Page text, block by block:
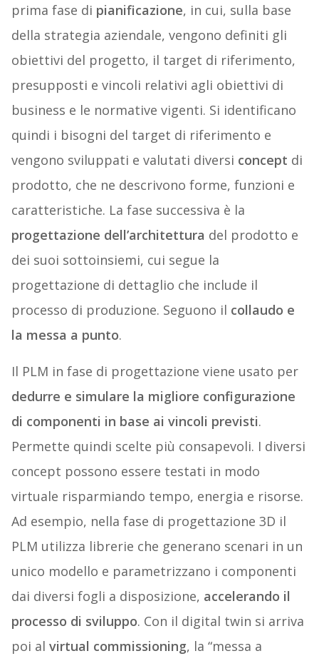
prima fase di pianificazione, in cui, sulla base
della strategia aziendale, vengono definiti gli
obiettivi del progetto, il target di riferimento,
presupposti e vincoli relativi agli obiettivi di
business e le normative vigenti. Si identificano
quindi i bisogni del target di riferimento e
vengono sviluppati e valutati diversi concept di
prodotto, che ne descrivono forme, funzioni e
caratteristiche. La fase successiva è la
progettazione dell’architettura del prodotto e
dei suoi sottoinsiemi, cui segue la
progettazione di dettaglio che include il
processo di produzione. Seguono il collaudo e
la messa a punto.
Il PLM in fase di progettazione viene usato per
dedurre e simulare la migliore configurazione
di componenti in base ai vincoli previsti.
Permette quindi scelte più consapevoli. I diversi
concept possono essere testati in modo
virtuale risparmiando tempo, energia e risorse.
Ad esempio, nella fase di progettazione 3D il
PLM utilizza librerie che generano scenari in un
unico modello e parametrizzano i componenti
dai diversi fogli a disposizione, accelerando il
processo di sviluppo. Con il digital twin si arriva
poi al virtual commissioning, la “messa a